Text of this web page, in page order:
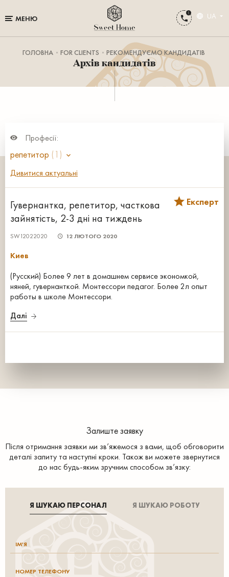
МЕНЮ UA
ГОЛОВНА FOR CLIENTS РЕКОМЕНДУЄМО КАНДИДАТІВ
Архів кандидатів
Професії:
репетитор (1)
Дивитися актуальні
Експерт
Гувернантка, репетитор, часткова
зайнятість, 2-3 дні на тиждень
SW12022020 12 ЛЮТОГО 2020
Киев
(Русский) Более 9 лет в домашнем сервисе экономкой,
няней, гувернанткой. Монтессори педагог. Более 2л опыт
работы в школе Монтессори.
Далі
Залиште заявку
Після отримання заявки ми зв’яжемося з вами, щоб обговорити
деталі запиту та наступні кроки. Також ви можете звернутися
до нас будь-яким зручним способом зв’язку:
Я ШУКАЮ ПЕРСОНАЛ Я ШУКАЮ РОБОТУ